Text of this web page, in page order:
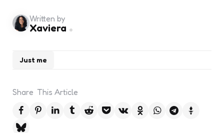
Just me
Written by
Xaviera
Share This Article